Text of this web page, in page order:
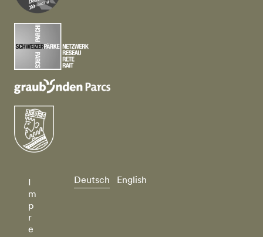
I
m
p
r
e
Deutsch English